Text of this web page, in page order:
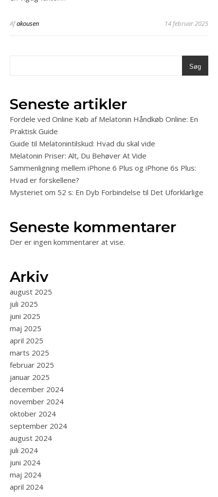
Afakousen 14 februar 2025
Søg
Seneste artikler
Fordele ved Online Køb af Melatonin Håndkøb Online: En
Praktisk Guide
Guide til Melatonintilskud: Hvad du skal vide
Melatonin Priser: Alt, Du Behøver At Vide
Sammenligning mellem iPhone 6 Plus og iPhone 6s Plus:
Hvad er forskellene?
Mysteriet om 52 s: En Dyb Forbindelse til Det Uforklarlige
Seneste kommentarer
Der er ingen kommentarer at vise.
Arkiv
august 2025
juli 2025
juni 2025
maj 2025
april 2025
marts 2025
februar 2025
januar 2025
december 2024
november 2024
oktober 2024
september 2024
august 2024
juli 2024
juni 2024
maj 2024
april 2024